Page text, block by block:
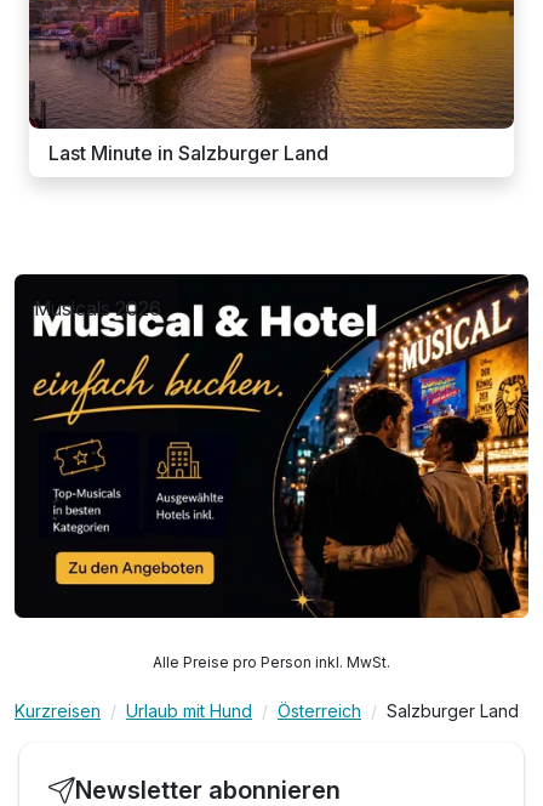
Last Minute in Salzburger Land
Musicals 2026
Alle Preise pro Person inkl. MwSt.
Kurzreisen Urlaub mit Hund Österreich Salzburger Land
Newsletter abonnieren